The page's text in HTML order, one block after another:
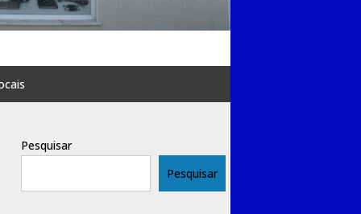
Pesquisar
Pesquisar